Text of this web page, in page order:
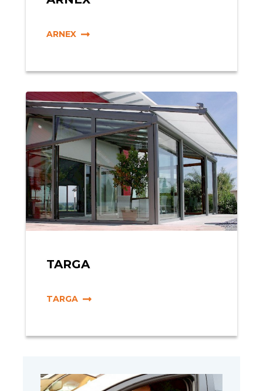
ARNEX
TARGA
TARGA